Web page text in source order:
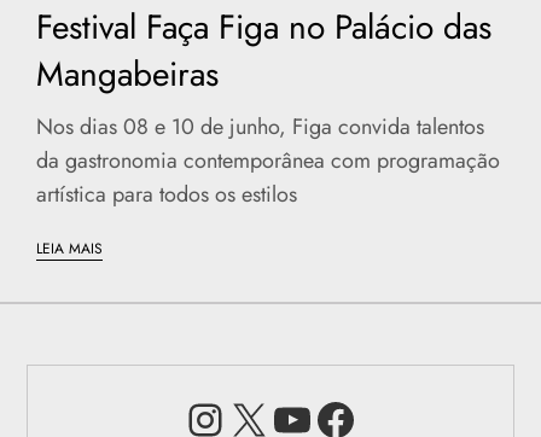
Festival Faça Figa no Palácio das
Mangabeiras
Nos dias 08 e 10 de junho, Figa convida talentos
da gastronomia contemporânea com programação
artística para todos os estilos
LEIA MAIS
Instagram
X Youtube